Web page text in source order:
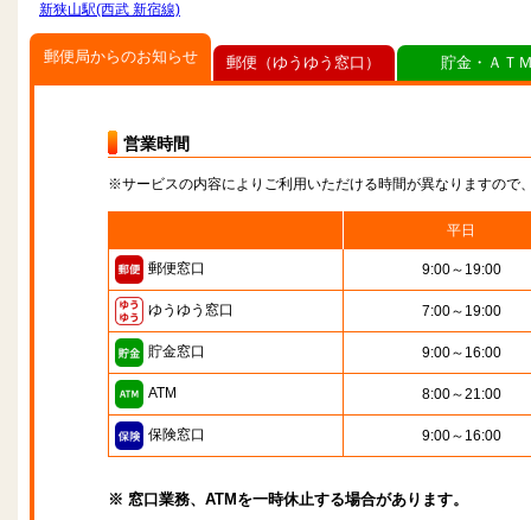
新狭山駅(西武 新宿線)
郵便局からのお知らせ
営業時間
※サービスの内容によりご利用いただける時間が異なりますので
平日
郵便窓口 9:00～19:00
ゆうゆう窓口 7:00～19:00
貯金窓口 9:00～16:00
ATM 8:00～21:00
保険窓口 9:00～16:00
※ 窓口業務、ATMを一時休止する場合があります。
郵便（ゆうゆう窓口） 貯金・ＡＴ